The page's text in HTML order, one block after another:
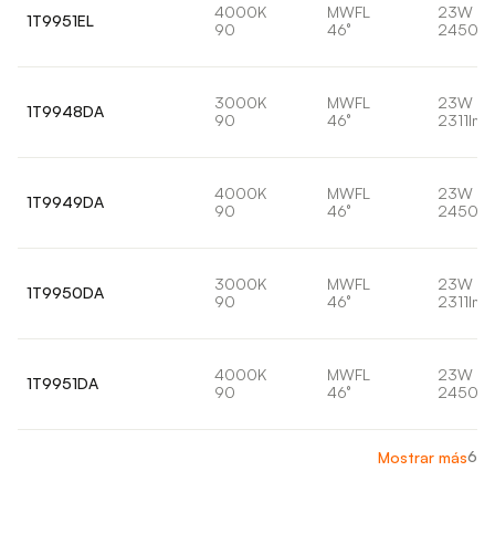
1T9951EL
4000K
90
MWFL
46°
23W
2450lm
1T9948DA
3000K
90
MWFL
46°
23W
2311lm
1T9949DA
4000K
90
MWFL
46°
23W
2450lm
1T9950DA
3000K
90
MWFL
46°
23W
2311lm
1T9951DA
4000K
90
MWFL
46°
23W
2450lm
Mostrar más6